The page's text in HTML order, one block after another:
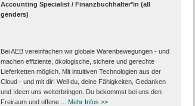
Accounting Specialist / Finanzbuchhalter*in (all
genders)
Bei AEB vereinfachen wir globale Warenbewegungen - und
machen effiziente, ökologische, sichere und gerechte
Lieferketten möglich. Mit intuitiven Technologien aus der
Cloud - und mit dir! Weil du, deine Fähigkeiten, Gedanken
und Ideen uns weiterbringen. Du bekommst bei uns den
Freiraum und offene ...
Mehr Infos >>